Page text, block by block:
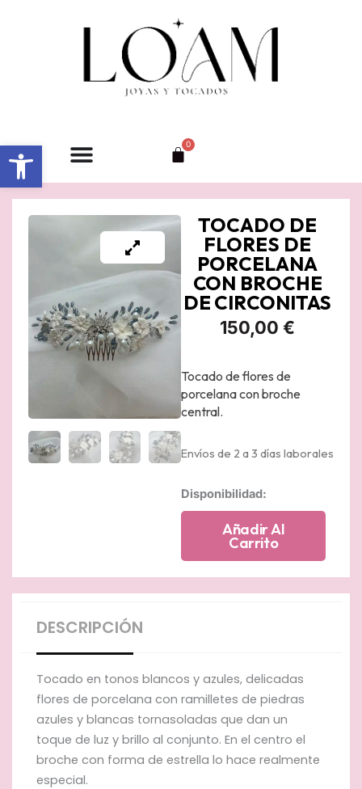
Abrir barra de herramientas 0
Carrito
TOCADO DE
FLORES DE
PORCELANA
CON BROCHE
DE CIRCONITAS
150,00 €
Tocado de flores de
porcelana con broche
central.
Envíos de 2 a 3 días laborales
Disponibilidad:
Tocado
porcelana
Añadir Al
Carrito
DESCRIPCIÓN
Tocado en tonos blancos y azules, delicadas
flores de porcelana con ramilletes de piedras
azules y blancas tornasoladas que dan un
toque de luz y brillo al conjunto. En el centro el
broche con forma de estrella lo hace realmente
especial.